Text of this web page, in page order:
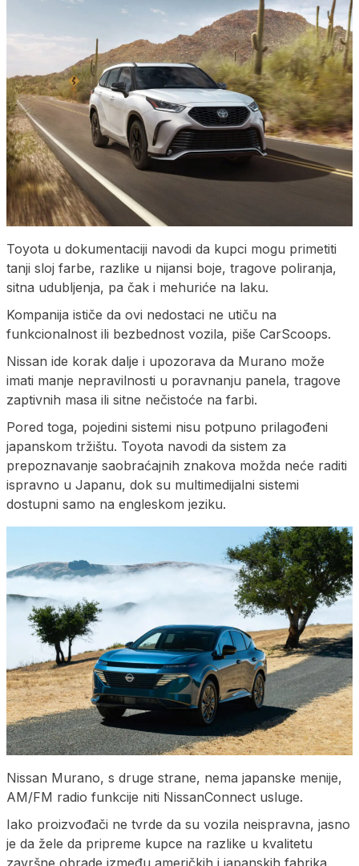
Toyota u dokumentaciji navodi da kupci mogu primetiti
tanji sloj farbe, razlike u nijansi boje, tragove poliranja,
sitna udubljenja, pa čak i mehuriće na laku.
Kompanija ističe da ovi nedostaci ne utiču na
funkcionalnost ili bezbednost vozila, piše CarScoops.
Nissan ide korak dalje i upozorava da Murano može
imati manje nepravilnosti u poravnanju panela, tragove
zaptivnih masa ili sitne nečistoće na farbi.
Pored toga, pojedini sistemi nisu potpuno prilagođeni
japanskom tržištu. Toyota navodi da sistem za
prepoznavanje saobraćajnih znakova možda neće raditi
ispravno u Japanu, dok su multimedijalni sistemi
dostupni samo na engleskom jeziku.
Nissan Murano, s druge strane, nema japanske menije,
AM/FM radio funkcije niti NissanConnect usluge.
Iako proizvođači ne tvrde da su vozila neispravna, jasno
je da žele da pripreme kupce na razlike u kvalitetu